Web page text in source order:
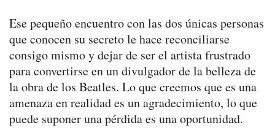
Ese pequeño encuentro con las dos únicas personas
que conocen su secreto le hace reconciliarse
consigo mismo y dejar de ser el artista frustrado
para convertirse en un divulgador de la belleza de
la obra de los Beatles. Lo que creemos que es una
amenaza en realidad es un agradecimiento, lo que
puede suponer una pérdida es una oportunidad.